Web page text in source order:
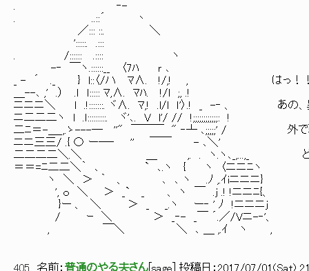
. ‐-
. ..::´ 丶
／::: ::. ＼
':::::. .:::
. /:::::: .:::: ヽ
-‐ ￣ヽ.::::::__ 〈7ﾊ ｒ ､
_ - ´ ._ } l::〈/ハ ﾏ∧. !/,! , はっ！！
＿--､ ,' .） .ｌ ｌ::::: ﾏ,∧. ﾏﾊ. !/l ;, .!
ニニニ＼ l .!:::::::. ヾ∧. ﾏ,! .l/l ｌ'〉.! _ -‐ 、 あの、
ニ二二二ヽ l .ｌ:::::::::. ヾ'､. V l'/ // !;;;;;;;;;;;;: !
二ﾆ＝-＿_,.ゝ---― ''" ￣￣￣ " ‐┴ ､;;;;;' / 外で戦
ニニ三三/ .{ 〇 ー―‐ '' ￣￣ - ､＼'
二二二二＼.＼ ＿ ,. . ヽ.ヽ､_,...,_ どう
＝＝=ﾆ二二＼｀ ､ ` ､.ヽ { ヽ 〈ニニﾆヽ
ヽ ＼ ＞ ｀ 、 ､ ､ ヽ .ﾉ ,.ｲiニニニ}
', ｏ ＼ ＞ _` _ 、 ヽ ￣ .j .! !ニニﾆ{、
}ー 、 ＼ ＞ _ _.ヽ ー‐ ' ﾉ !ニニニj
/ ｰ ＼ ＞ _‐- _￣ ´.／/Vニ-‐'、
, ￣＼ ＼ ､ ＿ ,.ｲ ヽ ,
405 名前： 普通のやる夫さん sage ] 投稿日： 2017/07/01(Sat)